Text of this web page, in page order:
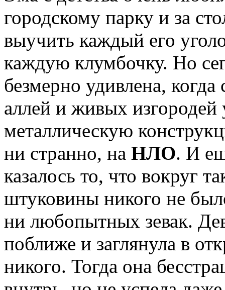
городскому парку и за
выучить каждый его
каждую клумбочку. Но
безмерно удивлена,
аллей и живых
металлическую
ни странно, на НЛО. И
казалось то, что вокруг
штуковины никого не
ни любопытных зевак.
поближе и заглянула в
никого. Тогда она